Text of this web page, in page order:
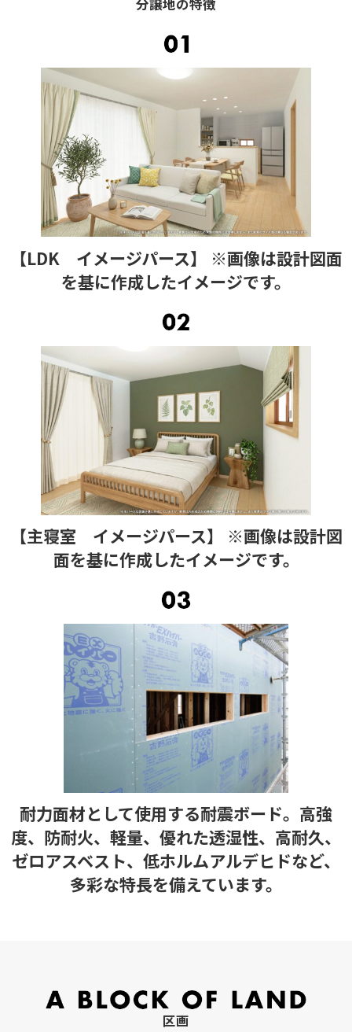
分譲地の特徴
【LDK イメージパース】 ※画像は設計図面
を基に作成したイメージです。
【主寝室 イメージパース】 ※画像は設計図
面を基に作成したイメージです。
耐力面材として使用する耐震ボード。高強
度、防耐火、軽量、優れた透湿性、高耐久、
ゼロアスベスト、低ホルムアルデヒドなど、
多彩な特長を備えています。
区画